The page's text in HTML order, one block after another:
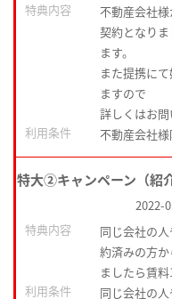
特典内容
不動産会社
契約となり
ます。
また提携に
ますので
詳しくはお問
利用条件
不動産会社様
特大②キャンペーン（紹
2022-
特典内容
同じ会社の
約済みの方
ましたら賃
利用条件
同じ会社の